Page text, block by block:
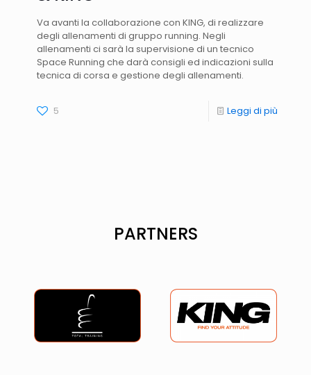
Va avanti la collaborazione con KING, di realizzare
degli allenamenti di gruppo running. Negli
allenamenti ci sarà la supervisione di un tecnico
Space Running che darà consigli ed indicazioni sulla
tecnica di corsa e gestione degli allenamenti.
5 Leggi di più
PARTNERS